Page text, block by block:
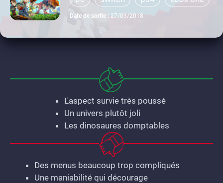
Date de sortie : 27/03/2018
L'aspect survie très poussé
Un univers plutôt joli
Les dinosaures domptables
Des menus beaucoup trop compliqués
Une maniabilité qui décourage